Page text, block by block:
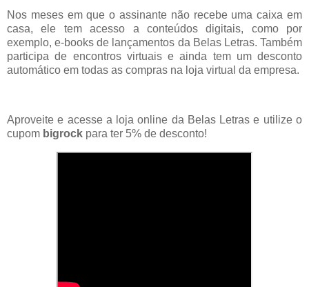
Nos meses em que o assinante não recebe uma caixa em
casa, ele tem acesso a conteúdos digitais, como por
exemplo, e-books de lançamentos da Belas Letras. Também
participa de encontros virtuais e ainda tem um desconto
automático em todas as compras na loja virtual da empresa.
Aproveite e acesse a loja online da Belas Letras e utilize o
cupom bigrock para ter 5% de desconto!